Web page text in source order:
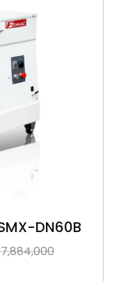
DN60B